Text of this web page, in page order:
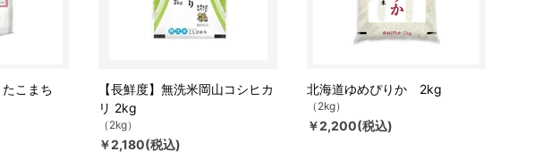
たこまち
【長鮮度】無洗米岡山コシヒカ
リ 2kg
（2kg）
￥2,180(税込)
北海道ゆめぴりか 2kg
（2kg）
￥2,200(税込)